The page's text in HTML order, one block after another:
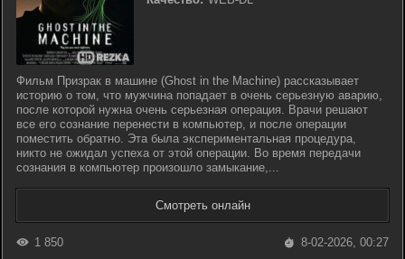
Фильм Призрак в машине (Ghost in the Machine) рассказывает
историю о том, что мужчина попадает в очень серьезную аварию,
после которой нужна очень серьезная операция. Врачи решают
все его сознание перенести в компьютер, и после операции
поместить обратно. Эта была экспериментальная процедура,
никто не ожидал успеха от этой операции. Во время передачи
сознания в компьютер произошло замыкание,...
Смотреть онлайн
1 850 8-02-2026, 00:27